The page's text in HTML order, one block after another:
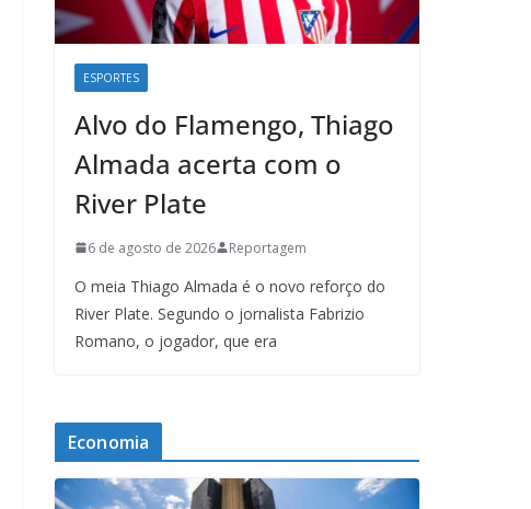
ESPORTES
Alvo do Flamengo, Thiago
Almada acerta com o
River Plate
6 de agosto de 2026 Reportagem
O meia Thiago Almada é o novo reforço do
River Plate. Segundo o jornalista Fabrizio
Romano, o jogador, que era
Economia